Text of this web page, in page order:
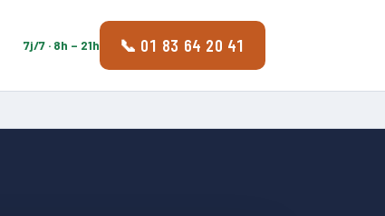
7j/7 · 8h – 21h 📞 01 83 64 20 41